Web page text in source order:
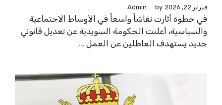
فبراير 22, 2026 by
Admin
في خطوة أثارت نقاشاً واسعاً في الأوساط الاجتماعية
والسياسية، أعلنت الحكومة السويدية عن تعديل قانوني
جديد يستهدف العاطلين عن العمل ...